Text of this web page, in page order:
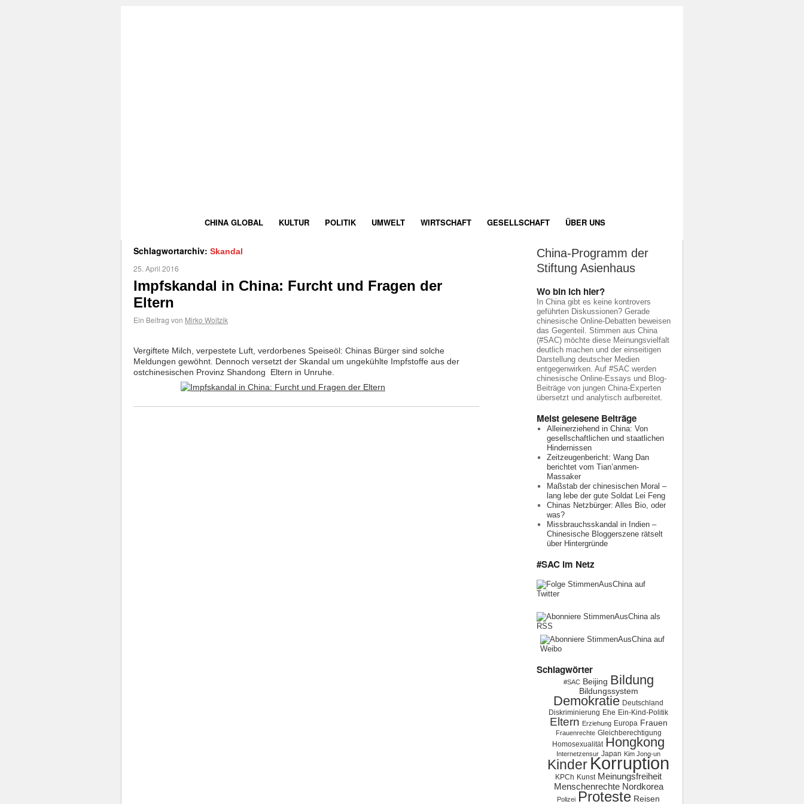
CHINA GLOBAL KULTUR POLITIK UMWELT WIRTSCHAFT GESELLSCHAFT ÜBER UNS
Schlagwortarchiv: Skandal
25. April 2016
Impfskandal in China: Furcht und Fragen der
Eltern
Ein Beitrag von Mirko Woitzik
Vergiftete Milch, verpestete Luft, verdorbenes Speiseöl: Chinas Bürger sind solche
Meldungen gewöhnt. Dennoch versetzt der Skandal um ungekühlte Impfstoffe aus der
ostchinesischen Provinz Shandong Eltern in Unruhe.
China-Programm der
Stiftung Asienhaus
Wo bin ich hier?
In China gibt es keine kontrovers
geführten Diskussionen? Gerade
chinesische Online-Debatten beweisen
das Gegenteil. Stimmen aus China
(#SAC) möchte diese Meinungsvielfalt
deutlich machen und der einseitigen
Darstellung deutscher Medien
entgegenwirken. Auf #SAC werden
chinesische Online-Essays und Blog-
Beiträge von jungen China-Experten
übersetzt und analytisch aufbereitet.
Meist gelesene Beiträge
Alleinerziehend in China: Von
gesellschaftlichen und staatlichen
Hindernissen
Zeitzeugenbericht: Wang Dan
berichtet vom Tian’anmen-
Massaker
Maßstab der chinesischen Moral –
lang lebe der gute Soldat Lei Feng
Chinas Netzbürger: Alles Bio, oder
was?
Missbrauchsskandal in Indien –
Chinesische Bloggerszene rätselt
über Hintergründe
#SAC im Netz
Schlagwörter
#SAC Beijing Bildung
Bildungssystem
Demokratie Deutschland
Diskriminierung Ehe Ein-Kind-Politik
Eltern Erziehung Europa Frauen
Frauenrechte Gleichberechtigung
Homosexualität Hongkong
Internetzensur Japan Kim Jong-un
KinderKorruption
KPCh Kunst Meinungsfreiheit
Menschenrechte Nordkorea
Polizei Proteste Reisen